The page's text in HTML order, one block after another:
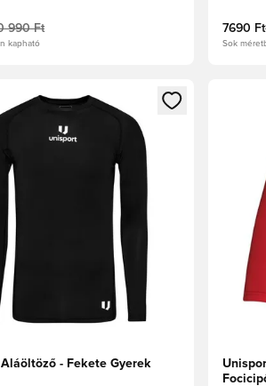
990 Ft
kapható
7690 Ft
Sok
modált a bejelentkezéshez vagy a
- Fekete Gyerek